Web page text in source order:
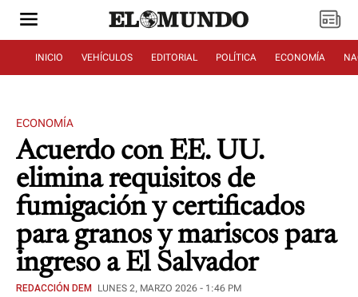
INICIO VEHÍCULOS EDITORIAL POLÍTICA ECONOMÍA
ECONOMÍA
Acuerdo con EE. UU.
elimina requisitos de
fumigación y certificados
para granos y mariscos para
ingreso a El Salvador
REDACCIÓN DEM LUNES 2, MARZO 2026 - 1:46 PM